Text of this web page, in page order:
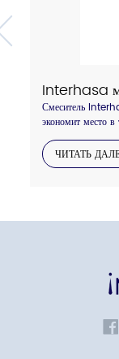
Смеситель
экономит место в
длительного
воздуха,
ЧИТАТЬ